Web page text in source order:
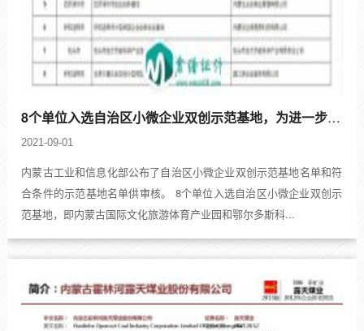
8个单位入选自治区小微企业双创示范基地，为进一步改善全市供暖季大气质量
2021-09-01
内蒙古工业和信息化部公布了自治区小微企业双创示范基地名单和符
合条件的示范基地名单供审核。 8个单位入选自治区小微企业双创示
范基地，即内蒙古国际文化旅游体育产业园和鄂尔多斯科...